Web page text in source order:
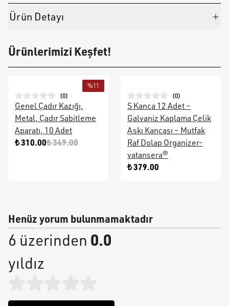
Ürün Detayı
Ürünlerimizi Keşfet!
%11
(0)
Genel Çadır Kazığı,
Metal, Çadır Sabitleme
Aparatı, 10 Adet
₺ 310.00₺ 349.00
(0)
S Kanca 12 Adet –
Galvaniz Kaplama Çelik
Askı Kancası – Mutfak
Raf Dolap Organizer-
vatansera®
₺ 379.00
Henüz yorum bulunmamaktadır
6 üzerinden 0.0
yıldız